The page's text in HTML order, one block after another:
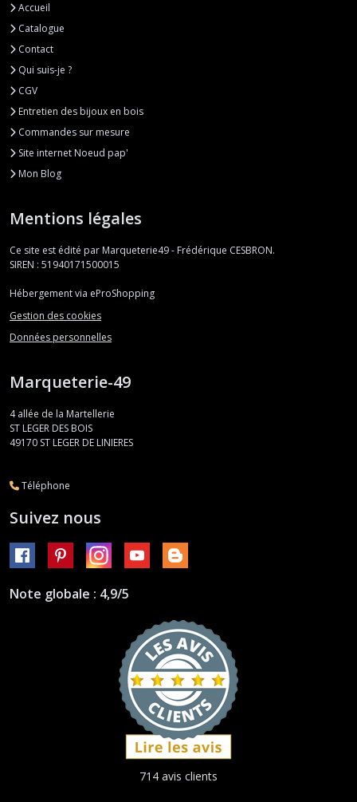
Accueil
Catalogue
Contact
Qui suis-je ?
CGV
Entretien des bijoux en bois
Commandes sur mesure
Site internet Noeud pap'
Mon Blog
Mentions légales
Ce site est édité par Marqueterie49 - Frédérique CESBRON.
SIREN : 51940171500015
Hébergement via eProShopping
Gestion des cookies
Données personnelles
Marqueterie-49
4 allée de la Martellerie
ST LEGER DES BOIS
49170 ST LEGER DE LINIERES
Téléphone
Suivez nous
Note globale : 4,9/5
714 avis clients